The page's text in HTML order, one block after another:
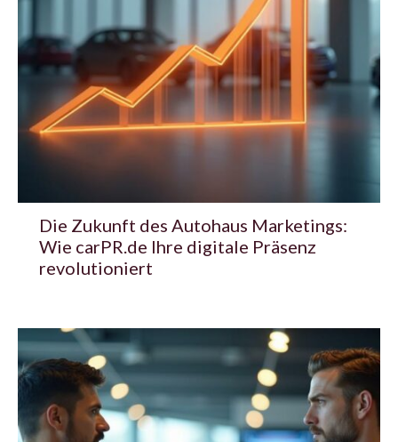
Die Zukunft des Autohaus Marketings:
Wie carPR.de Ihre digitale Präsenz
revolutioniert